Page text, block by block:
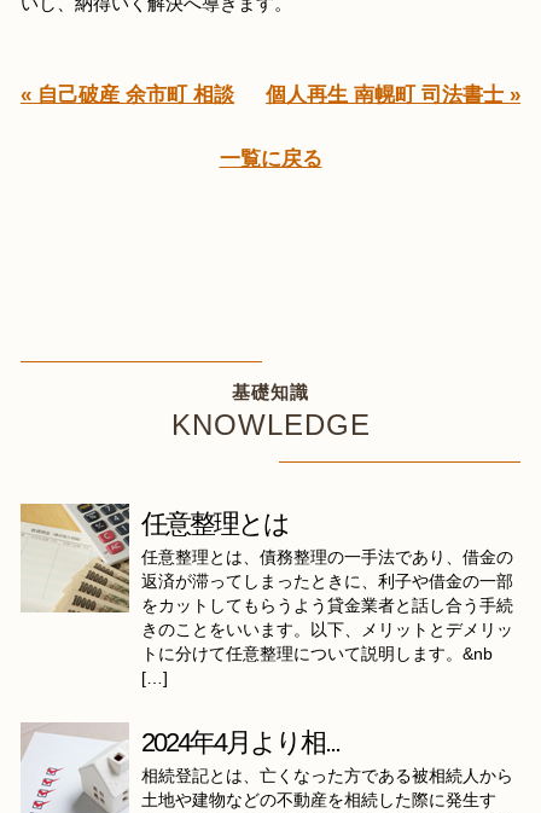
« 自己破産 余市町 相談 個人再生 南幌町 司法書士 »
一覧に戻る
基礎知識
KNOWLEDGE
任意整理とは
任意整理とは、債務整理の一手法であり、借金の
返済が滞ってしまったときに、利子や借金の一部
をカットしてもらうよう貸金業者と話し合う手続
きのことをいいます。以下、メリットとデメリッ
トに分けて任意整理について説明します。&nb
[…]
2024年4月より相...
相続登記とは、亡くなった方である被相続人から
土地や建物などの不動産を相続した際に発生す